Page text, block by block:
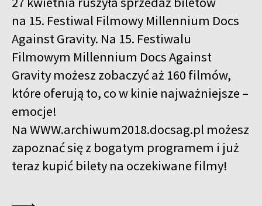
na 15. Festiwal Filmowy Millennium Docs
Against Gravity. Na 15. Festiwalu
Filmowym Millennium Docs Against
Gravity możesz zobaczyć aż 160 filmów,
które oferują to, co w kinie najważniejsze –
emocje!
Na WWW.archiwum2018.docsag.pl możesz
zapoznać się z bogatym programem i już
teraz kupić bilety na oczekiwane filmy!